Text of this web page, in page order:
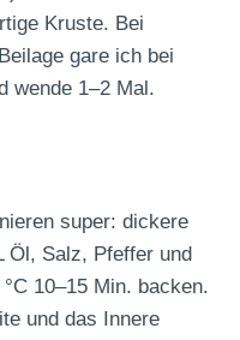
Kruste. Bei
gare ich bei
wende 1–2 Mal.
super: dickere
Öl, Salz, Pfeffer und
10–15 Min. backen.
und das Innere